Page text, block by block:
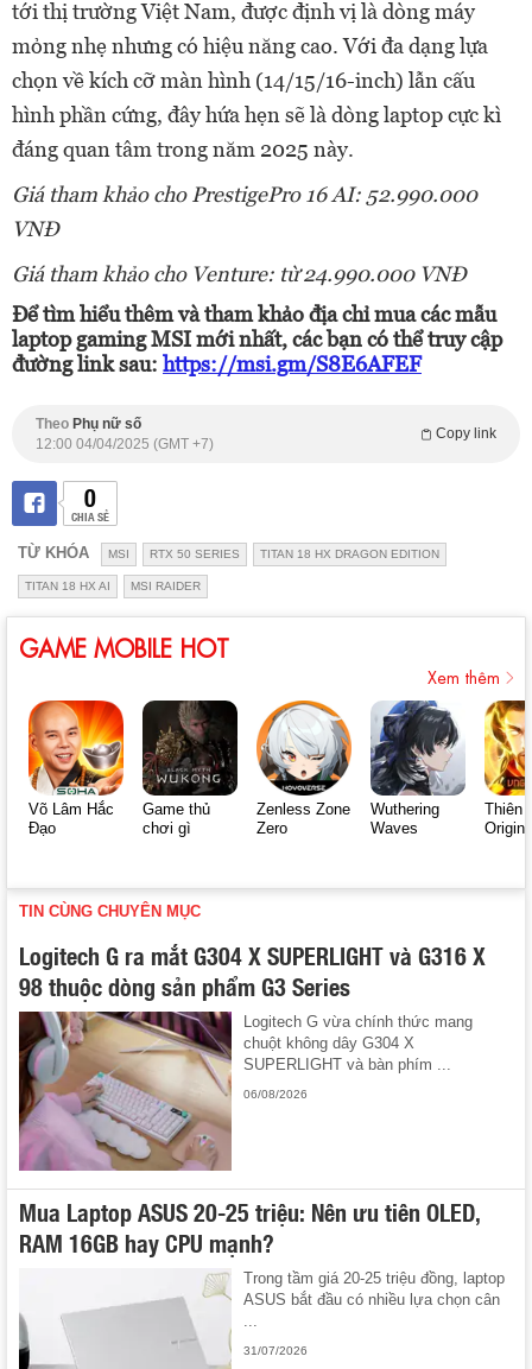
tới thị trường Việt Nam, được định vị là dòng máy
mỏng nhẹ nhưng có hiệu năng cao. Với đa dạng lựa
chọn về kích cỡ màn hình (14/15/16-inch) lẫn cấu
hình phần cứng, đây hứa hẹn sẽ là dòng laptop cực kì
đáng quan tâm trong năm 2025 này.
Giá tham khảo cho PrestigePro 16 AI: 52.990.000
VNĐ
Giá tham khảo cho Venture: từ24.990.000 VNĐ
Để tìm hiểu thêm và tham khảo địa chỉ mua các mẫu
laptop gaming MSI mới nhất, các bạn có thể truy cập
đường link sau: https://msi.gm/S8E6AFEF
Theo Phụ nữ số
Copy link
12:00 04/04/2025 (GMT +7)
0
CHIA SẺ
TỪ KHÓA MSI RTX 50 SERIES TITAN 18 HX DRAGON EDITION
TITAN 18 HX AI MSI RAIDER
GAME MOBILE HOT
Xem thêm
Võ Lâm Hắc
Đạo
Game thủ
chơi gì
Zenless Zone
Zero
Wuthering
Waves
Thiên
Origin
TIN CÙNG CHUYÊN MỤC
Logitech G ra mắt G304 X SUPERLIGHT và G316 X
98 thuộc dòng sản phẩm G3 Series
Logitech G vừa chính thức mang
chuột không dây G304 X
SUPERLIGHT và bàn phím ...
06/08/2026
Mua Laptop ASUS 20-25 triệu: Nên ưu tiên OLED,
RAM 16GB hay CPU mạnh?
Trong tầm giá 20-25 triệu đồng, laptop
ASUS bắt đầu có nhiều lựa chọn cân
31/07/2026